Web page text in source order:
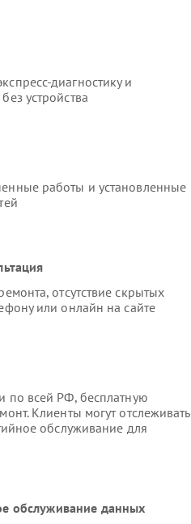
диагностику и
устройства
работы и установленные
отсутствие скрытых
или онлайн на сайте
по всей РФ, бесплатную
Клиенты могут отслеживать
обслуживание для
обслуживание данных